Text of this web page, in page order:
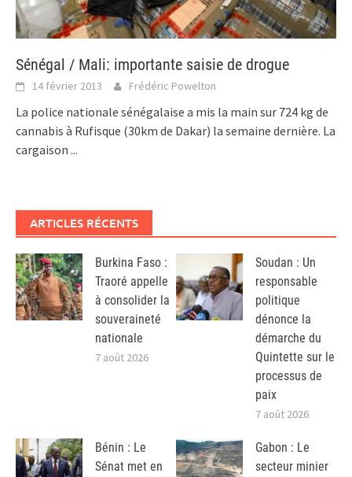
Sénégal / Mali: importante saisie de drogue
14 février 2013 Frédéric Powelton
La police nationale sénégalaise a mis la main sur 724 kg de
cannabis à Rufisque (30km de Dakar) la semaine dernière. La
cargaison ...
ARTICLES RÉCENTS
Burkina Faso :
Traoré appelle
à consolider la
souveraineté
nationale
7 août 2026
Soudan : Un
responsable
politique
dénonce la
démarche du
Quintette sur le
processus de
paix
7 août 2026
Bénin : Le
Sénat met en
Gabon : Le
secteur minier